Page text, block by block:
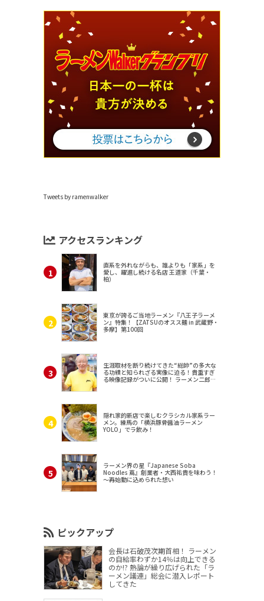
Tweets by ramenwalker
アクセスランキング
直系を外れながらも、誰よりも「家系」を
愛し、躍進し続ける名店 王道家（千葉・
柏）
東京が誇るご当地ラーメン『八王子ラーメ
ン』特集！【ZATSUのオスス麺 in 武蔵野・
多摩】第100回
生涯取材を断り続けてきた“総帥”の多大な
る功績と知られざる実像に迫る！貴重すぎ
る映像記録がついに公開！ ラーメン二郎
隠れ家的新店で楽しむクラシカル家系ラー
メン。練馬の「横浜豚骨醤油ラーメン
YOLO」でラ飲み！
ラーメン界の星『Japanese Soba
Noodles 蔦』創業者・大西祐貴を味わう！
～再始動に込められた想い
ピックアップ
会長は石破茂次期首相！ ラーメン
の自給率わずか14％は向上できる
のか!? 熱論が繰り広げられた「ラ
ーメン議連」総会に潜入レポート
してきた